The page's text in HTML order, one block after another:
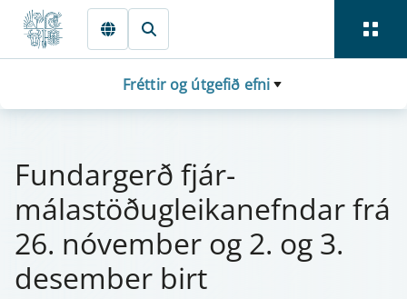
Fara beint í Meginmál
Fréttir og útgefið efni
Fund­ar­gerð fjá­r­
málastöðug­leika­nefnd­ar frá
26. nóv­em­ber og 2. og 3.
des­em­ber birt